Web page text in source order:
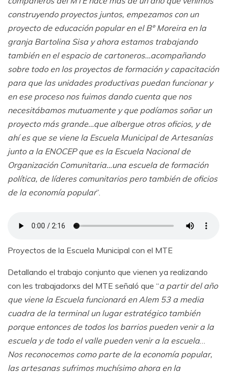
construyendo proyectos juntos, empezamos con un
proyecto de educación popular en el Bº Moreira en la
granja Bartolina Sisa y ahora estamos trabajando
también en el espacio de cartoneros…acompañando
sobre todo en los proyectos de formación y capacitación
para que las unidades productivas puedan funcionar y
en ese proceso nos fuimos dando cuenta que nos
necesitábamos mutuamente y que podíamos soñar un
proyecto más grande…que albergue otros oficios, y de
ahí es que se viene la Escuela Municipal de Artesanías
junto a la ENOCEP que es la Escuela Nacional de
Organización Comunitaria…una escuela de formación
política, de líderes comunitarios pero también de oficios
de la economía popular”.
Proyectos de la Escuela Municipal con el MTE
Detallando el trabajo conjunto que vienen ya realizando
con les trabajadorxs del MTE señaló que “a partir del año
que viene la Escuela funcionará en Alem 53 a media
cuadra de la terminal un lugar estratégico también
porque entonces de todos los barrios pueden venir a la
escuela y de todo el valle pueden venir a la escuela…
Nos reconocemos como parte de la economía popular,
las artesanas sufrimos muchísimo ahora en la